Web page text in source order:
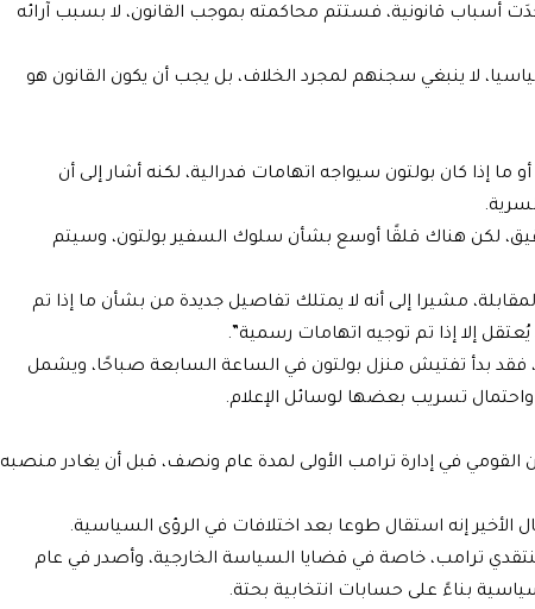
أسباب قانونية، فستتم محاكمته بموجب القانون، لا بسبب آرائه
لا ينبغي سجنهم لمجرد الخلاف، بل يجب أن يكون القانون هو
كان بولتون سيواجه اتهامات فدرالية، لكنه أشار إلى أن
لكن هناك قلقًا أوسع بشأن سلوك السفير بولتون، وسيتم
مشيرا إلى أنه لا يمتلك تفاصيل جديدة من بشأن ما إذا تم
إلا إذا تم توجيه اتهامات رسمية”.
بدأ تفتيش منزل بولتون في الساعة السابعة صباحًا، ويشمل
واحتمال تسريب بعضها لوسائل الإعلام.
في إدارة ترامب الأولى لمدة عام ونصف، قبل أن يغادر منصبه
الأخير إنه استقال طوعا بعد اختلافات في الرؤى السياسية.
ترامب، خاصة في قضايا السياسة الخارجية، وأصدر في عام